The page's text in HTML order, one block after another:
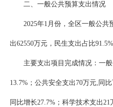
二、一般公共预算支出情况
2025年1月份，全区一般公共
出62550万元，民生支出占比91.5%
主要支出项目完成情况：一
13.7%；公共安全支出70万元,同
同比增长27.7%；科学技术支出